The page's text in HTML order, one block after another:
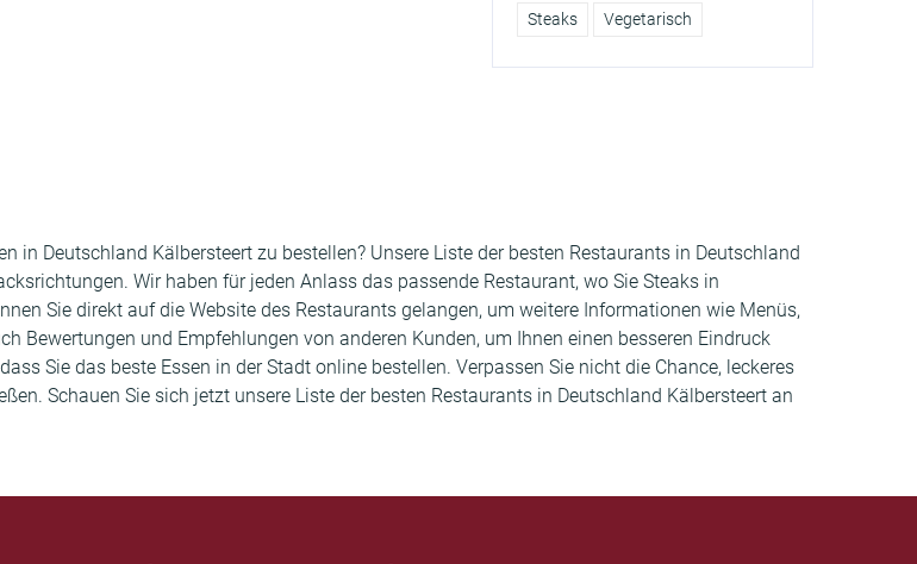
Steaks Vegetarisch
in Deutschland Kälbersteert zu bestellen? Unsere Liste der besten Restaurants in Deutschland
Wir haben für jeden Anlass das passende Restaurant, wo Sie Steaks in
Sie direkt auf die Website des Restaurants gelangen, um weitere Informationen wie Menüs,
Bewertungen und Empfehlungen von anderen Kunden, um Ihnen einen besseren Eindruck
Sie das beste Essen in der Stadt online bestellen. Verpassen Sie nicht die Chance, leckeres
Schauen Sie sich jetzt unsere Liste der besten Restaurants in Deutschland Kälbersteert an